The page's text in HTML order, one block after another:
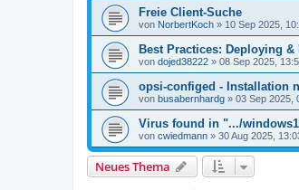
Freie Client-Suche
von NorbertKoch » 10 Sep 2025,
Best Practices: Deploying &
von dojed38222 » 08 Sep 2025,
opsi-configed - Installation
von busabernhardg » 03 Sep 2025,
Virus found in ".../
von cwiedmann » 30 Aug 2025,
Neues Thema